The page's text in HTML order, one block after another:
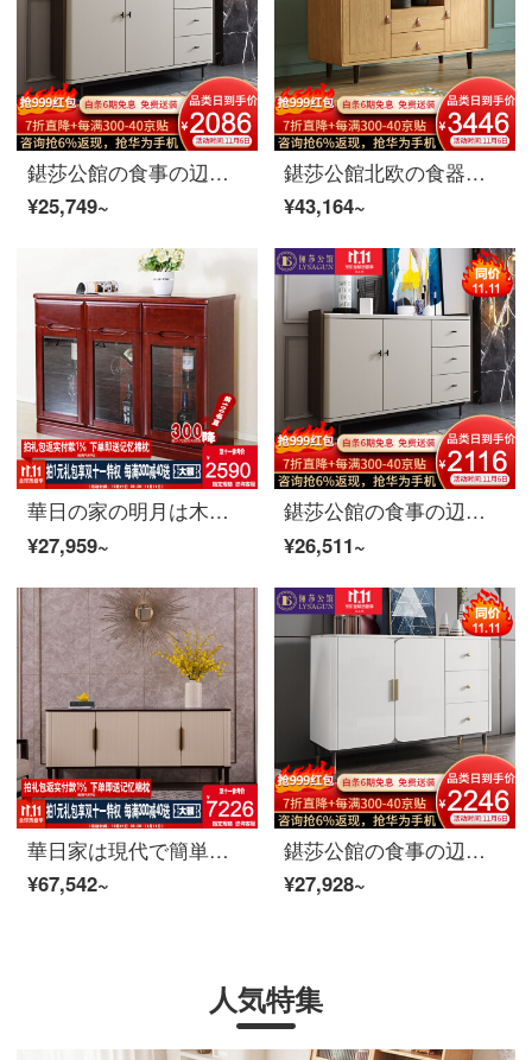
鍖莎公館の食事の辺の戸棚北欧の軽奢な実の木の台所の戸棚の近代的な簡単な岩板は食器棚のお茶の水の戸棚の家庭の客間の戸棚の1.2 m食事の辺の戸棚を収めて岩板+実の木を輸入します
¥25,749~
鍖莎公館北欧の食器棚を簡単に予約します。お茶の食器棚と食器棚のレストラン赤ドングリ多機能収納棚の家具のサイドキャビネットの赤いオークの木
¥43,164~
華日の家の明月は木があります。栗色の食器棚は収納棚です。
¥27,959~
鍖莎公館の食事の辺の戸棚北欧の軽奢な実の木の台所の戸棚の近代的な簡単な岩板は食器棚のお茶の食器棚の家庭の客間の戸棚の1.4 m食事の辺の戸棚を収めて岩板の+実の木を輸入します
¥26,511~
華日家は現代で簡単で、贅沢な食事をしながら、食器棚を収納します。お茶の箱を用意します。レストランの家具は胡桃色です。
¥67,542~
鍖莎公館の食事の辺の戸棚の北欧の軽奢な実の木の台所の戸棚の近代的な簡単な岩板は食器棚のお茶の食器棚の家庭の客間の戸棚の1.2 m食事の辺の戸棚の岩板を収納します。
¥27,928~
人気特集